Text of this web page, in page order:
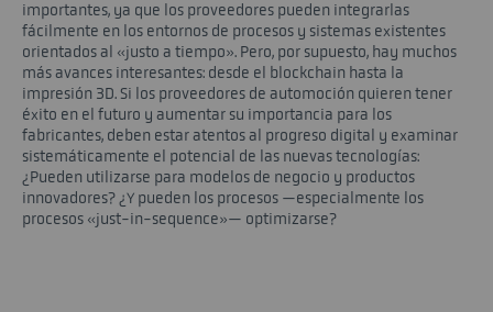
importantes, ya que los proveedores pueden integrarlas
fácilmente en los entornos de procesos y sistemas existentes
orientados al «justo a tiempo». Pero, por supuesto, hay muchos
más avances interesantes: desde el blockchain hasta la
impresión 3D. Si los proveedores de automoción quieren tener
éxito en el futuro y aumentar su importancia para los
fabricantes, deben estar atentos al progreso digital y examinar
sistemáticamente el potencial de las nuevas tecnologías:
¿Pueden utilizarse para modelos de negocio y productos
innovadores? ¿Y pueden los procesos —especialmente los
procesos «just-in-sequence»— optimizarse?